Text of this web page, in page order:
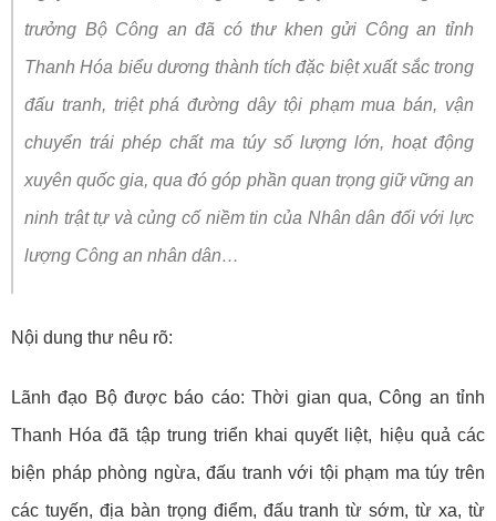
trưởng Bộ Công an đã có thư khen gửi Công an tỉnh
Thanh Hóa biểu dương thành tích đặc biệt xuất sắc trong
đấu tranh, triệt phá đường dây tội phạm mua bán, vận
chuyển trái phép chất ma túy số lượng lớn, hoạt động
xuyên quốc gia, qua đó góp phần quan trọng giữ vững an
ninh trật tự và củng cố niềm tin của Nhân dân đối với lực
lượng Công an nhân dân…
Nội dung thư nêu rõ:
Lãnh đạo Bộ được báo cáo: Thời gian qua, Công an tỉnh
Thanh Hóa đã tập trung triển khai quyết liệt, hiệu quả các
biện pháp phòng ngừa, đấu tranh với tội phạm ma túy trên
các tuyến, địa bàn trọng điểm, đấu tranh từ sớm, từ xa, từ